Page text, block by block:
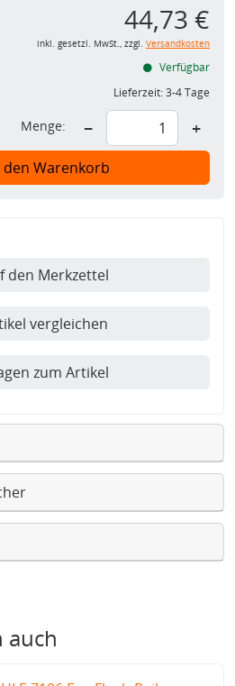
44,73 €
inkl. gesetzl. MwSt., zzgl. Versandkosten
Verfügbar
Lieferzeit:3-4 Tage
Menge: − +
den Warenkorb
den Merkzettel
vergleichen
zum Artikel
auch